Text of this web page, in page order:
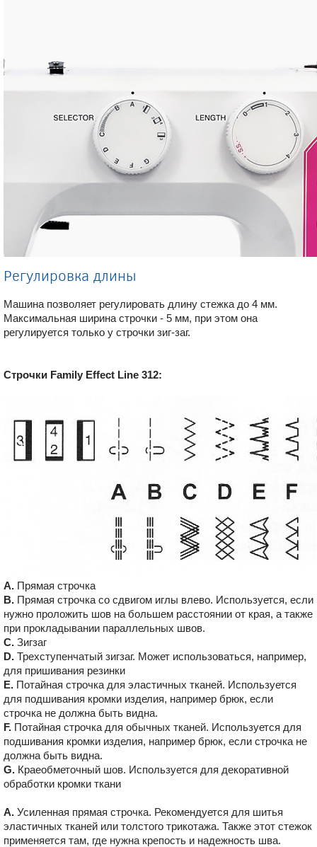
Регулировка длины
Машина позволяет регулировать длину стежка до 4 мм.
Максимальная ширина строчки - 5 мм, при этом она
регулируется только у строчки зиг-заг.
Строчки Family Effect Line 312:
A. Прямая строчка
B. Прямая строчка со сдвигом иглы влево. Используется, если
нужно проложить шов на большем расстоянии от края, а также
при прокладывании параллельных швов.
C. Зигзаг
D. Трехступенчатый зигзаг. Может использоваться, например,
для пришивания резинки
E. Потайная строчка для эластичных тканей. Используется
для подшивания кромки изделия, например брюк, если
строчка не должна быть видна.
F. Потайная строчка для обычных тканей. Используется для
подшивания кромки изделия, например брюк, если строчка не
должна быть видна.
G. Краеобметочный шов. Используется для декоративной
обработки кромки ткани
A. Усиленная прямая строчка. Рекомендуется для шитья
эластичных тканей или толстого трикотажа. Также этот стежок
применяется там, где нужна крепость и надежность шва.